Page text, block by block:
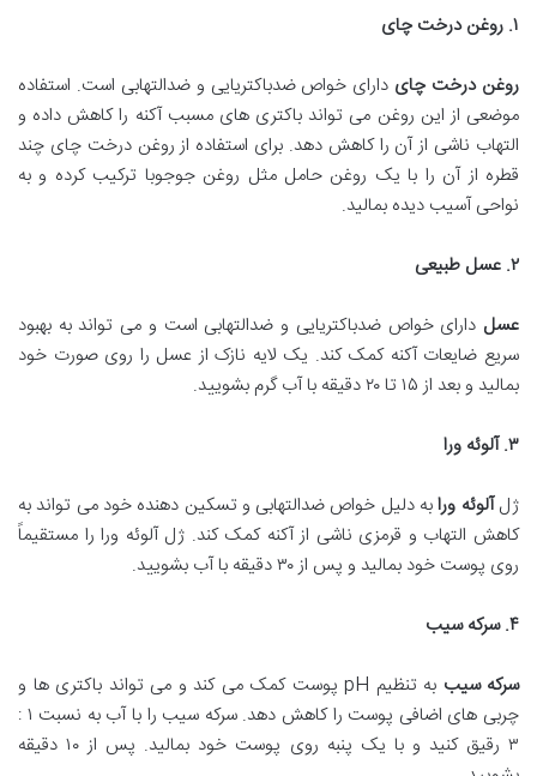
۱. روغن درخت چای
روغن درخت چای دارای خواص ضدباکتریایی و ضدالتهابی است. استفاده
موضعی از این روغن می تواند باکتری های مسبب آکنه را کاهش داده و
التهاب ناشی از آن را کاهش دهد. برای استفاده از روغن درخت چای چند
قطره از آن را با یک روغن حامل مثل روغن جوجوبا ترکیب کرده و به
نواحی آسیب دیده بمالید.
۲. عسل طبیعی
عسل دارای خواص ضدباکتریایی و ضدالتهابی است و می تواند به بهبود
سریع ضایعات آکنه کمک کند. یک لایه نازک از عسل را روی صورت خود
بمالید و بعد از ۱۵ تا ۲۰ دقیقه با آب گرم بشویید.
۳.آلوئه ورا
ژلآلوئه ورابه دلیل خواص ضدالتهابی و تسکین دهنده خود می تواند به
کاهش التهاب و قرمزی ناشی از آکنه کمک کند. ژل آلوئه ورا را مستقیماً
روی پوست خود بمالید و پس از ۳۰ دقیقه با آب بشویید.
۴.سرکه سیب
سرکه سیب
به تنظیم pH پوست کمک می کند و می تواند باکتری ها و
چربی های اضافی پوست را کاهش دهد. سرکه سیب را با آب به نسبت ۱ :
۳ رقیق کنید و با یک پنبه روی پوست خود بمالید. پس از ۱۰ دقیقه